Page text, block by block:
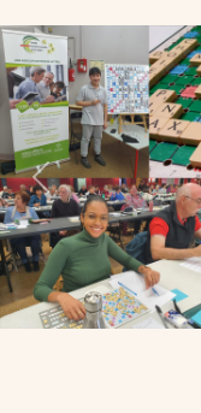
Previous